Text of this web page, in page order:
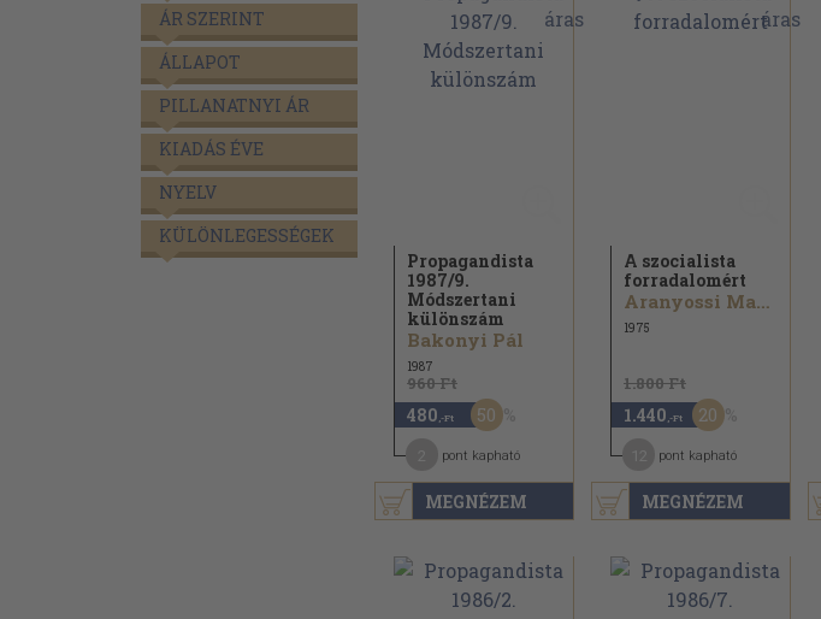
ÁR SZERINT
ÁLLAPOT
PILLANATNYI ÁR
KIADÁS ÉVE
NYELV
KÜLÖNLEGESSÉGEK
MEGNÉZEM
Propagandista
1987/9.
Módszertani
különszám
Bakonyi Pál
1987
960 Ft
480 ,-Ft 50
pont kapható
MEGNÉZEM
A szocialista
forradalomért
Aranyossi Magda...
1975
1.800 Ft
1.440 ,-Ft 20
pont kapható